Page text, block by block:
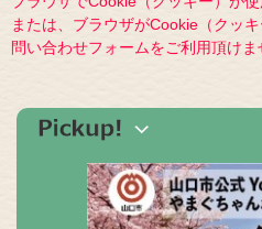
または、ブラウザがCookie（クッ
問い合わせフォームをご利用頂けま